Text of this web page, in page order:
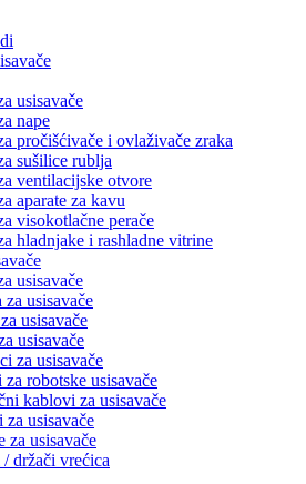
usisavače
nape
pročišćivače i ovlaživače zraka
sušilice rublja
ventilacijske otvore
aparate za kavu
visokotlačne perače
hladnjake i rashladne vitrine
usisavače
usisavače
usisavače
usisavače
za usisavače
robotske usisavače
kablovi za usisavače
za usisavače
za usisavače
držači vrećica